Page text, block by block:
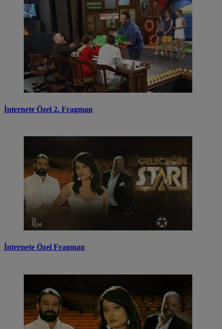
İnternete Özel 2. Fragman
İnternete Özel Fragman